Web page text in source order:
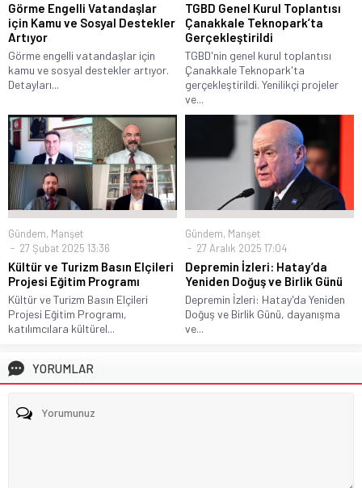
Görme Engelli Vatandaşlar
için Kamu ve Sosyal Destekler
Artıyor
Görme engelli vatandaşlar için
kamu ve sosyal destekler artıyor.
Detayları...
TGBD Genel Kurul Toplantısı
Çanakkale Teknopark’ta
Gerçekleştirildi
TGBD'nin genel kurul toplantısı
Çanakkale Teknopark'ta
gerçekleştirildi. Yenilikçi projeler
ve...
Gündem, Manşet
27 Şubat 2025 13:36
Kültür ve Turizm Basın Elçileri
Projesi Eğitim Programı
Kültür ve Turizm Basın Elçileri
Projesi Eğitim Programı,
katılımcılara kültürel...
Gündem, Manşet
27 Aralık 2025 17:04
Depremin İzleri: Hatay’da
Yeniden Doğuş ve Birlik Günü
Depremin İzleri: Hatay'da Yeniden
Doğuş ve Birlik Günü, dayanışma
ve...
YORUMLAR